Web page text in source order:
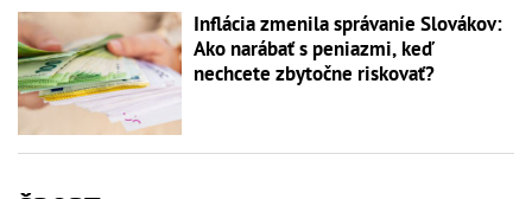
Inflácia zmenila správanie Slovákov:
Ako narábať s peniazmi, keď
nechcete zbytočne riskovať?